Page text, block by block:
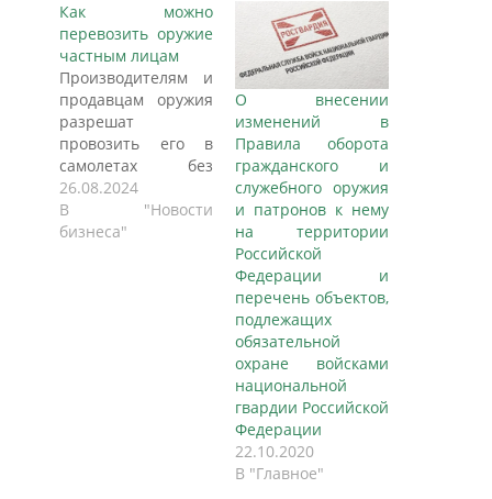
Как можно
перевозить оружие
частным лицам
Производителям и
продавцам оружия
разрешат
провозить его в
самолетах без
получения
соответствующего
разрешения в
26.08.2024
В "Новости
бизнеса"
О внесении
изменений в
Правила оборота
гражданского и
служебного оружия
и патронов к нему
на территории
Российской
Федерации и
перечень объектов,
подлежащих
обязательной
охране войсками
национальной
гвардии Российской
Федерации
22.10.2020
В "Главное"